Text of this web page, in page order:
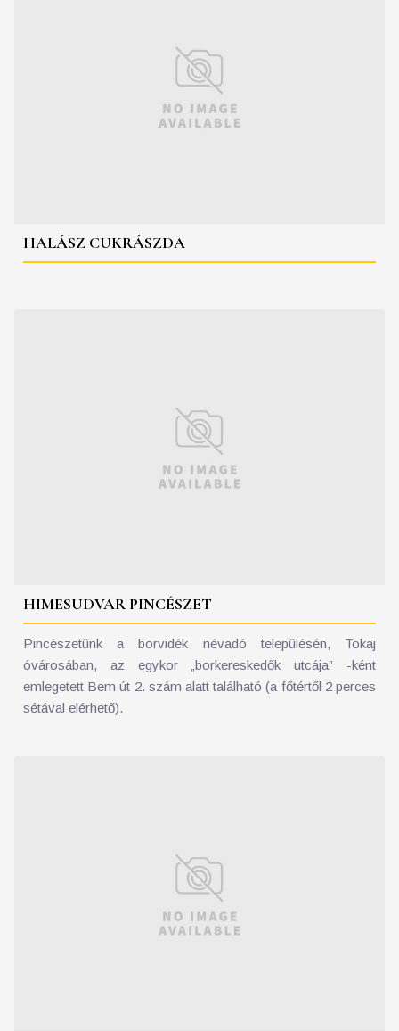
HALÁSZ CUKRÁSZDA
HIMESUDVAR PINCÉSZET
Pincészetünk a borvidék névadó településén, Tokaj
óvárosában, az egykor „borkereskedők utcája” -ként
emlegetett Bem út 2. szám alatt található (a főtértől 2 perces
sétával elérhető).